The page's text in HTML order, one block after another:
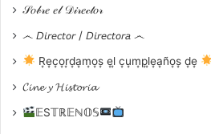
Entrecerros
la relación
𝒮𝑜𝒷𝓇𝑒 𝑒𝓁 𝒟𝒾𝓇𝑒𝒸𝓉𝑜𝓇
෴ 𝘋𝘪𝘳𝘦𝘤𝘵𝘰𝘳 / 𝘋𝘪𝘳𝘦𝘤𝘵𝘰𝘳𝘢 ෴
R͙e͙c͙o͙r͙d͙a͙m͙o͙s͙ e͙l͙ c͙u͙m͙p͙l͙e͙a͙ño͙s͙ d͙e͙
𝓒𝓲𝓷𝓮 𝔂 𝓗𝓲𝓼𝓽𝓸𝓻𝓲𝓪
𝔼S𝕋ℝ𝔼ℕ𝕆𝕊